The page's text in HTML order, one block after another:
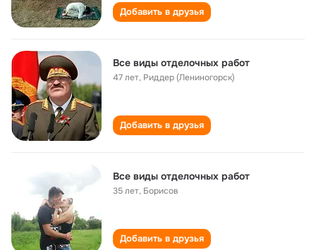
Добавить в друзья
Все виды отделочных работ
47 лет, Риддер (Лениногорск)
Добавить в друзья
Все виды отделочных работ
35 лет, Борисов
Добавить в друзья